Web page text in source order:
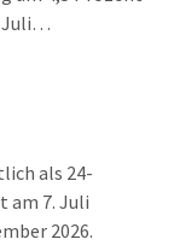
Juli…
als 24-
am 7. Juli
2026.